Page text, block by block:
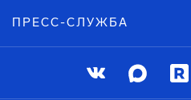
ПРЕСС-СЛУЖБА